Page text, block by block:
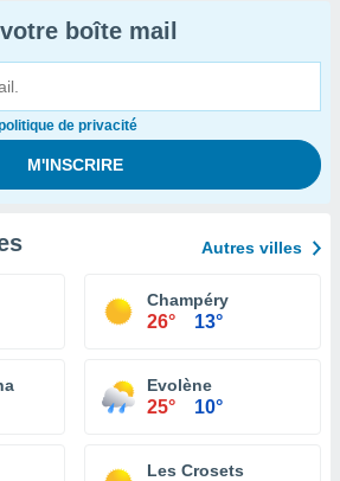
boîte mail
de privacité
Autres villes
Champéry
26° 13°
Evolène
25° 10°
Les Crosets